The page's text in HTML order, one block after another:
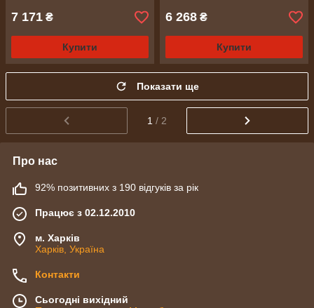
7 171 ₴
Купити
6 268 ₴
Купити
Показати ще
1 / 2
Про нас
92% позитивних з 190 відгуків за рік
Працює з 02.12.2010
м. Харків
Харків, Україна
Контакти
Сьогодні вихідний